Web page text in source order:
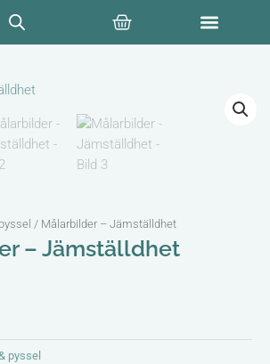
Varukorg
/ Målarbilder – Jämställdhet
– Jämställdhet
pyssel